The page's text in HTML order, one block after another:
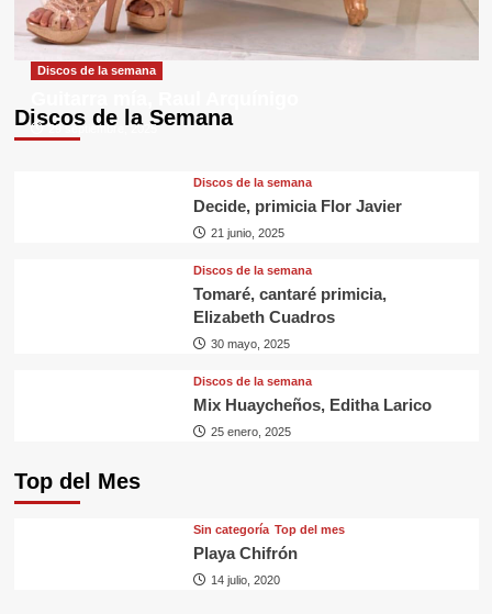
Discos de la Semana
Discos de la semana
29 septiembre, 2025
Discos de la semana
Decide, primicia Flor Javier
21 junio, 2025
Discos de la semana
Tomaré, cantaré primicia,
Elizabeth Cuadros
30 mayo, 2025
Discos de la semana
Mix Huaycheños, Editha Larico
25 enero, 2025
Top del Mes
Sin categorí­a Top del mes
Playa Chifrón
14 julio, 2020